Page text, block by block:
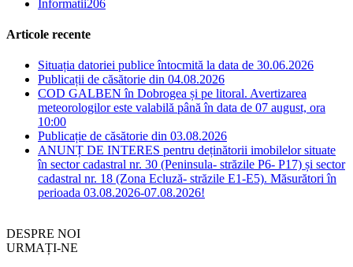
Informatii206
Articole recente
Situația datoriei publice întocmită la data de 30.06.2026
Publicații de căsătorie din 04.08.2026
COD GALBEN în Dobrogea și pe litoral. Avertizarea
meteorologilor este valabilă până în data de 07 august, ora
10:00
Publicație de căsătorie din 03.08.2026
ANUNȚ DE INTERES pentru deținătorii imobilelor situate
în sector cadastral nr. 30 (Peninsula- străzile P6- P17) și sector
cadastral nr. 18 (Zona Ecluză- străzile E1-E5). Măsurători în
perioada 03.08.2026-07.08.2026!
DESPRE NOI
URMAȚI-NE